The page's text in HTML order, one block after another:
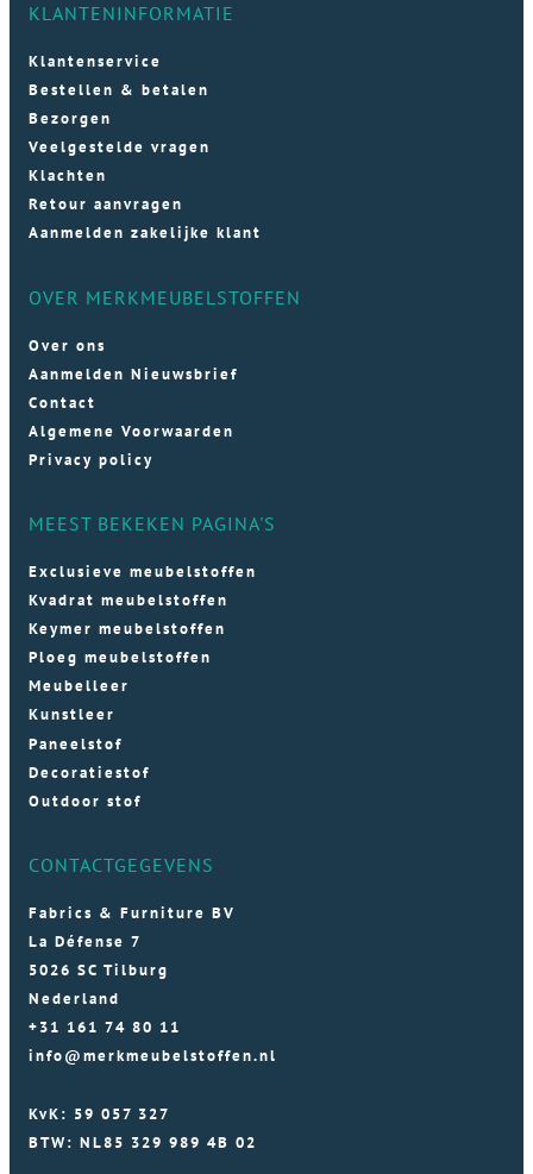
KLANTENINFORMATIE
Klantenservice
Bestellen & betalen
Bezorgen
Veelgestelde vragen
Klachten
Retour aanvragen
Aanmelden zakelijke klant
OVER MERKMEUBELSTOFFEN
Over ons
Aanmelden Nieuwsbrief
Contact
Algemene Voorwaarden
Privacy policy
MEEST BEKEKEN PAGINA'S
Exclusieve meubelstoffen
Kvadrat meubelstoffen
Keymer meubelstoffen
Ploeg meubelstoffen
Meubelleer
Kunstleer
Paneelstof
Decoratiestof
Outdoor stof
CONTACTGEGEVENS
Fabrics & Furniture BV
La Défense 7
5026 SC Tilburg
Nederland
+31 161 74 80 11
info@merkmeubelstoffen.nl
KvK: 59 057 327
BTW: NL85 329 989 4B 02